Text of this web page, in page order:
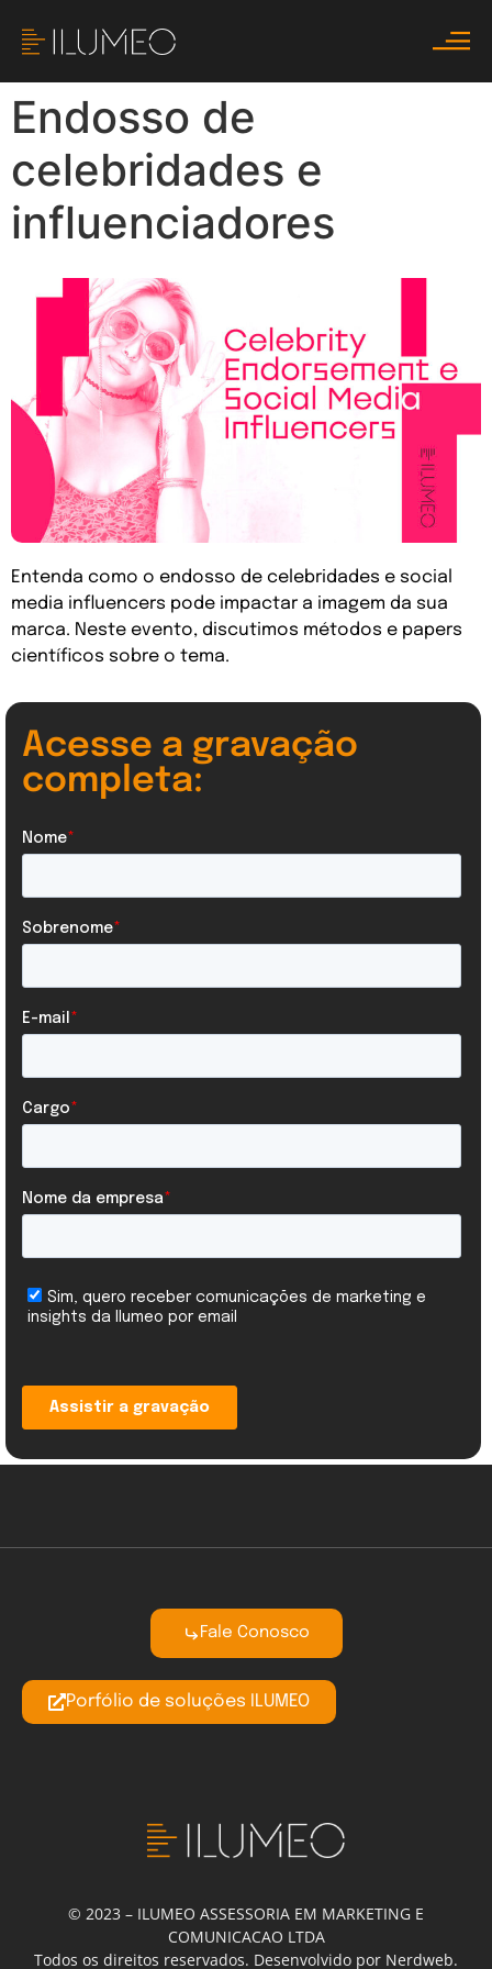
Endosso de
celebridades e
influenciadores
Entenda como o endosso de celebridades e social
media influencers pode impactar a imagem da sua
marca. Neste evento, discutimos métodos e papers
científicos sobre o tema.
Acesse a gravação
completa:
Fale Conosco
Porfólio de soluções ILUMEO
© 2023 – ILUMEO ASSESSORIA EM MARKETING E
COMUNICACAO LTDA
Todos os direitos reservados. Desenvolvido por Nerdweb.